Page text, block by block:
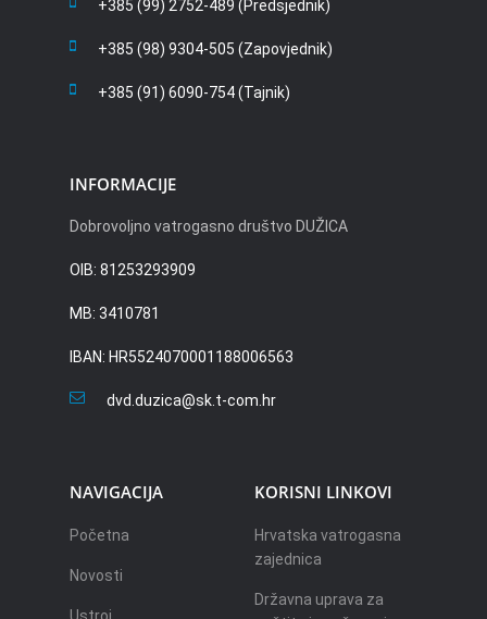
+385 (99) 2752-489 (Predsjednik)
+385 (98) 9304-505 (Zapovjednik)
+385 (91) 6090-754 (Tajnik)
INFORMACIJE
Dobrovoljno vatrogasno društvo DUŽICA
OIB: 81253293909
MB: 3410781
IBAN: HR5524070001188006563
dvd.duzica@sk.t-com.hr
NAVIGACIJA
Početna
Novosti
KORISNI LINKOVI
Hrvatska vatrogasna
zajednica
Državna uprava za